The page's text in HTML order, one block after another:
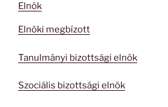
Elnök
Elnöki megbízott
Tanulmányi bizottsági elnök
Szociális bizottsági elnök